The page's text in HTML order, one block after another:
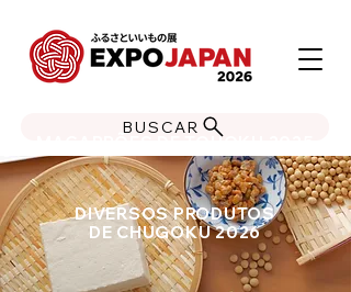
BUSCAR
MACARRÕES DE TOHOKU 2025
DIVERSOS PRODUTOS
DE CHUGOKU 2026